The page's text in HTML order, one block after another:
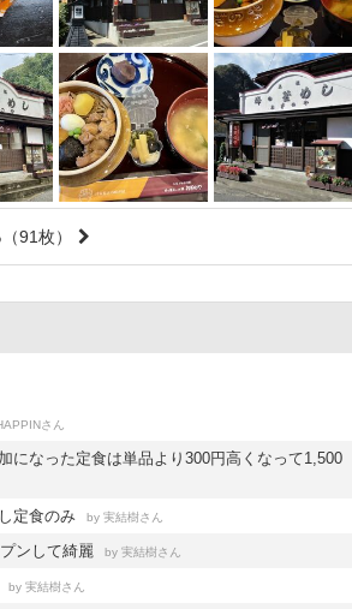
（91枚）
さん
になった定食は単品より300円高くなって1,500
定食のみ by 実結樹さん
ンして綺麗 by 実結樹さん
by 実結樹さん